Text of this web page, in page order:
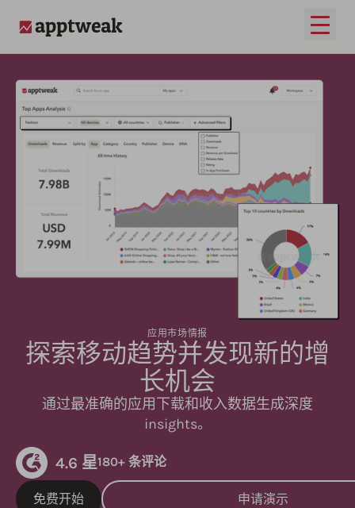
打开
应用市场情报
探索移动趋势并发现新的增
长机会
通过最准确的应用下载和收入数据生成深度
insights。
4.6 星180+ 条评论
免费开始 申请演示